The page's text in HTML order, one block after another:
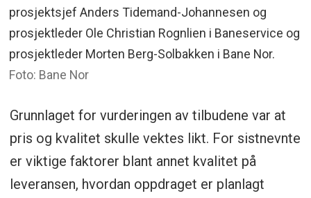
prosjektsjef Anders Tidemand-Johannesen og
prosjektleder Ole Christian Rognlien i Baneservice og
prosjektleder Morten Berg-Solbakken i Bane Nor.
Foto: Bane Nor
Grunnlaget for vurderingen av tilbudene var at
pris og kvalitet skulle vektes likt. For sistnevnte
er viktige faktorer blant annet kvalitet på
leveransen, hvordan oppdraget er planlagt